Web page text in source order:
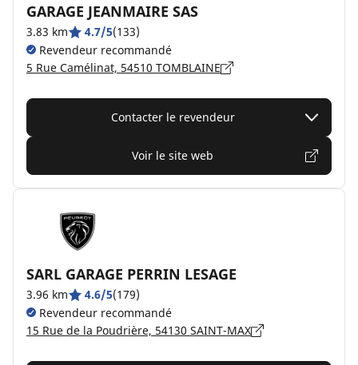
GARAGE JEANMAIRE SAS
3.83 km 4.7/5(133)
Revendeur recommandé
5 Rue Camélinat, 54510 TOMBLAINE
Contacter le revendeur
Voir le site web
SARL GARAGE PERRIN LESAGE
3.96 km 4.6/5(179)
Revendeur recommandé
15 Rue de la Poudrière, 54130 SAINT-MAX